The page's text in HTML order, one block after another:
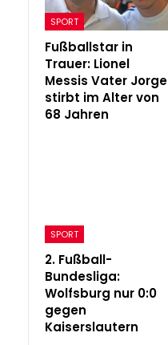
SPORT
Fußballstar in
Trauer: Lionel
Messis Vater Jorge
stirbt im Alter von
68 Jahren
SPORT
2. Fußball-
Bundesliga:
Wolfsburg nur 0:0
gegen
Kaiserslautern